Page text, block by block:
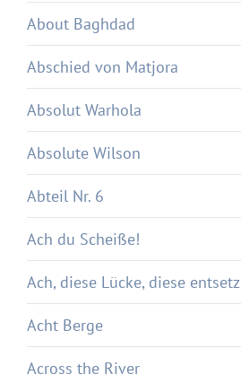
About Baghdad
Abschied von Matjora
Absolut Warhola
Absolute Wilson
Abteil Nr. 6
Ach du Scheiße!
Ach, diese Lücke, diese
Acht Berge
Across the River